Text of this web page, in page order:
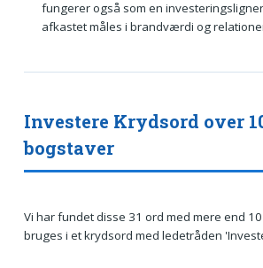
fungerer også som en
afkastet måles i brandværdi og
Investere Krydsord over
bogstaver
Vi har fundet disse 31 ord med mere end
bruges i et krydsord med ledetråden